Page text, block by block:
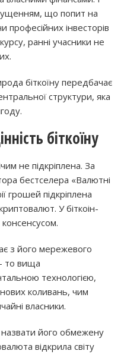
що попит на
професійних інвесторів
ранні учасники не
біткоїну передбачає
структури, яка
біткоїну
не підкріплена. За
бестселера «Валютні
грошей підкріплена
У біткоін-
з його мережевого
то вища
технологією,
коливань, чим
власники.
назвати його обмежену
відкрила світу